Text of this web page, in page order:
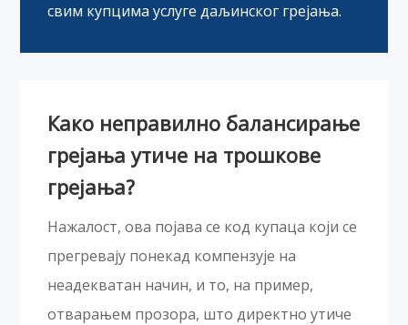
свим купцима услуге даљинског грејања.
Како неправилно балансирање
грејања утиче на трошкове
грејања?
Нажалост, ова појава се код купаца који се
прегревају понекад компензује на
неадекватан начин, и то, на пример,
отварањем прозора, што директно утиче